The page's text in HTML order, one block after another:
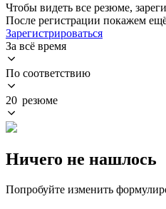
Чтобы видеть все резюме,
После регистрации покажем
Зарегистрироваться
За всё время
По соответствию
20 резюме
Ничего не нашлось
Попробуйте изменить